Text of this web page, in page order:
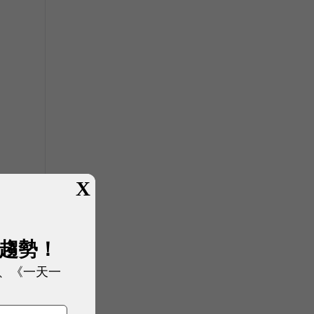
X
勢！
《一天一